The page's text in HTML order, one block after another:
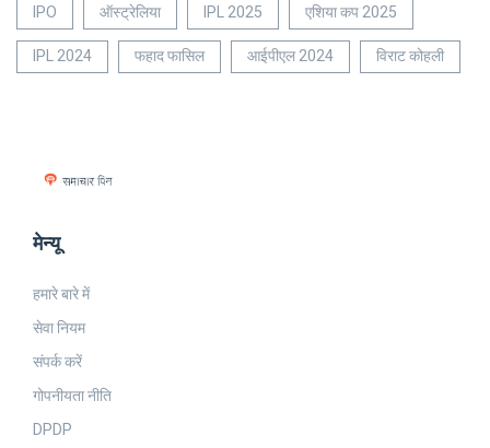
IPO
ऑस्ट्रेलिया IPL 2025
एशिया कप 2025
IPL 2024
फहाद फासिल आईपीएल 2024 विराट कोहली
मेन्यू
हमारे बारे में
सेवा नियम
संपर्क करें
गोपनीयता नीति
DPDP